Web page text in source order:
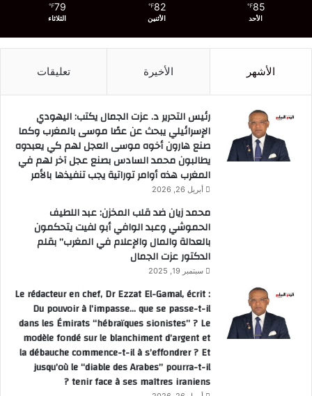
85
℉
الأحد
82
℉
الأثنين
79
℉
الثلاثاء
الأشهر الأخيرة تعليقات
رئيس التحرير د. عزت الجمال يكتب: اليهودي
الإسرائيلي يبحث عن عصًا موسى بالمغرب وكما
صنع هارون أخوه موسى العجل لهم كي يعبدوه
يطالبون محمد السادس بصنع عجل آخر لهم في
المغرب هذه أوامر توراتية يجب تنفيذها بالأمر
أبريل 26, 2026
محمد زيان ضد قلب المخزن: عبد اللطيف
الحموشي وعبد الوافي أبو لفيت يتحكمون
بالعدالة والمال والإعلام في المغرب” بقلم
الدكتور عزت الجمال
سبتمبر 19, 2025
Le rédacteur en chef, Dr Ezzat El-Gamal, écrit :
Du pouvoir à l’impasse… que se passe-t-il
dans les Émirats “hébraïques sionistes” ? Le
modèle fondé sur le blanchiment d’argent et
la débauche commence-t-il à s’effondrer ? Et
jusqu’où le “diable des Arabes” pourra-t-il
tenir face à ses maîtres iraniens ?